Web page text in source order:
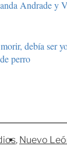
Andrade y
debía ser
perro
Nuevo